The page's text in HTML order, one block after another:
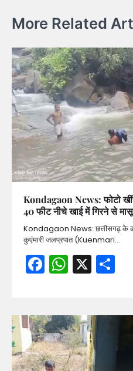
More Related
Kondagaon News: फोटो
40 फीट नीचे खाई में गिरने से
Kondagaon News: छत्तीसगढ़ के
कुएंमारी जलप्रपात (Kuenmari…
Facebook
X